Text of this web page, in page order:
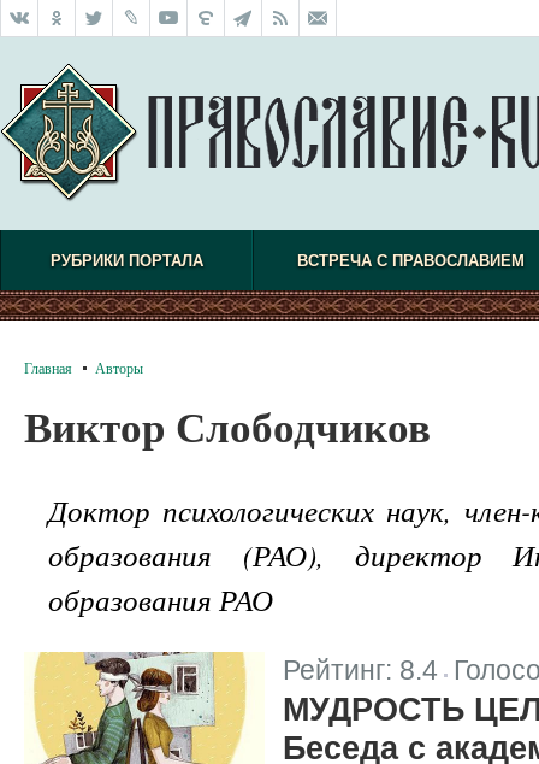
РУБРИКИ ПОРТАЛА ВСТРЕЧА С ПРАВОСЛАВИЕМ
Главная Авторы
Виктор Слободчиков
Доктор психологических наук,
образования (РАО), директор
образования РАО
Рейтинг: 8.4
МУДРОСТЬ
Беседа с